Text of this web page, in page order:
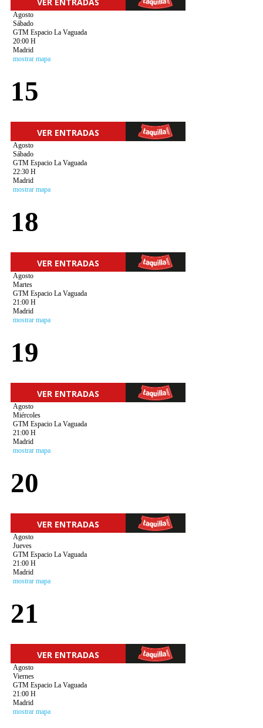
Agosto
Sábado
GTM Espacio La Vaguada
20:00 H
Madrid
mostrar mapa
15
VER ENTRADAS
Agosto
Sábado
GTM Espacio La Vaguada
22:30 H
Madrid
mostrar mapa
18
VER ENTRADAS
Agosto
Martes
GTM Espacio La Vaguada
21:00 H
Madrid
mostrar mapa
19
VER ENTRADAS
Agosto
Miércoles
GTM Espacio La Vaguada
21:00 H
Madrid
mostrar mapa
20
VER ENTRADAS
Agosto
Jueves
GTM Espacio La Vaguada
21:00 H
Madrid
mostrar mapa
21
VER ENTRADAS
Agosto
Viernes
GTM Espacio La Vaguada
21:00 H
Madrid
mostrar mapa